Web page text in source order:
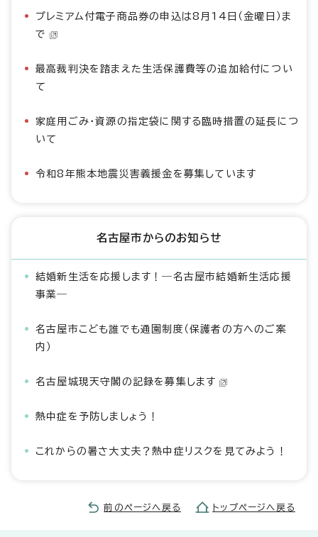
プレミアム付電子商品券の申込は8月14日（金曜日）ま
で
最高裁判決を踏まえた生活保護費等の追加給付につい
て
家庭用ごみ・資源の指定袋に関する臨時措置の延長につ
いて
令和8年熊本地震災害義援金を募集しています
名古屋市からのお知らせ
結婚新生活を応援します！―名古屋市結婚新生活応援
事業―
名古屋市こども誰でも通園制度（保護者の方へのご案
内）
名古屋城現天守閣の記録を募集します
熱中症を予防しましょう！
これからの暑さ大丈夫？熱中症リスクを見てみよう！
前のページへ戻る トップページへ戻る